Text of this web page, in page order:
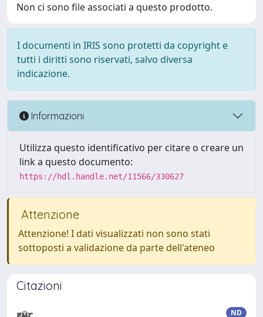
Non ci sono file associati a questo prodotto.
I documenti in IRIS sono protetti da copyright e
tutti i diritti sono riservati, salvo diversa
indicazione.
Informazioni
Utilizza questo identificativo per citare o creare un
link a questo documento:
https://hdl.handle.net/11566/330627
Attenzione
Attenzione! I dati visualizzati non sono stati
sottoposti a validazione da parte dell'ateneo
Citazioni
ND